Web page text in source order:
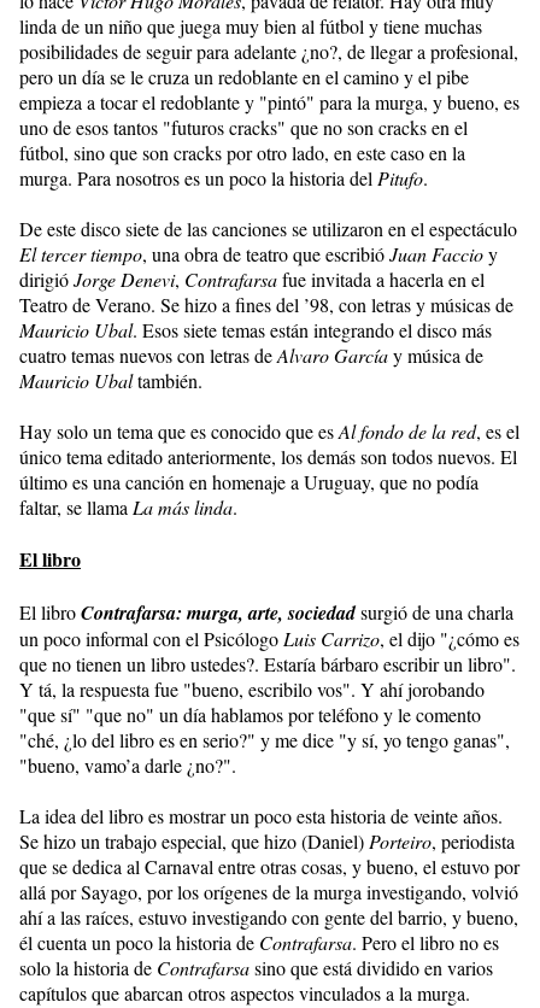
linda de un niño que juega muy bien al fútbol y tiene muchas
posibilidades de seguir para adelante ¿no?, de llegar a profesional,
pero un día se le cruza un redoblante en el camino y el pibe
empieza a tocar el redoblante y "pintó" para la murga, y bueno, es
uno de esos tantos "futuros cracks" que no son cracks en el
fútbol, sino que son cracks por otro lado, en este caso en la
murga. Para nosotros es un poco la historia delPitufo.
De este disco siete de las canciones se utilizaron en el espectáculo
El tercer tiempo, una obra de teatro que escribióJuan Faccioy
dirigióJorge Denevi, Contrafarsafue invitada a hacerla en el
Teatro de Verano. Se hizo a fines del ’98, con letras y músicas de
Mauricio Ubal. Esos siete temas están integrando el disco más
cuatro temas nuevos con letras deAlvaro Garcíay música de
Mauricio Ubaltambién.
Hay solo un tema que es conocido que esAl fondo de la red, es el
único tema editado anteriormente, los demás son todos nuevos. El
último es una canción en homenaje a Uruguay, que no podía
faltar, se llamaLa más linda.
El libro
El libroContrafarsa: murga, arte, sociedadsurgió de una charla
un poco informal con el PsicólogoLuis Carrizo, el dijo "¿cómo es
que no tienen un libro ustedes?. Estaría bárbaro escribir un libro".
Y tá, la respuesta fue "bueno, escribilo vos". Y ahí jorobando
"que sí" "que no" un día hablamos por teléfono y le comento
"ché, ¿lo del libro es en serio?" y me dice "y sí, yo tengo ganas",
"bueno, vamo’a darle ¿no?".
La idea del libro es mostrar un poco esta historia de veinte años.
Se hizo un trabajo especial, que hizo (Daniel)Porteiro, periodista
que se dedica al Carnaval entre otras cosas, y bueno, el estuvo por
allá por Sayago, por los orígenes de la murga investigando, volvió
ahí a las raíces, estuvo investigando con gente del barrio, y bueno,
él cuenta un poco la historia de Contrafarsa. Pero el libro no es
solo la historia de Contrafarsasino que está dividido en varios
capítulos que abarcan otros aspectos vinculados a la murga.